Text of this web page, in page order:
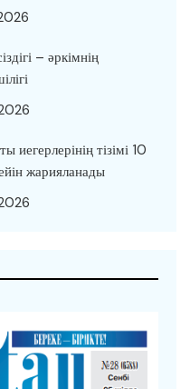
– әркімнің
иегерлерінің тізімі 10
жарияланады